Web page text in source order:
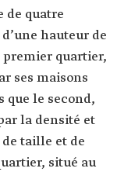
de quatre
hauteur de
premier quartier,
ses maisons
que le second,
la densité et
taille et de
situé au